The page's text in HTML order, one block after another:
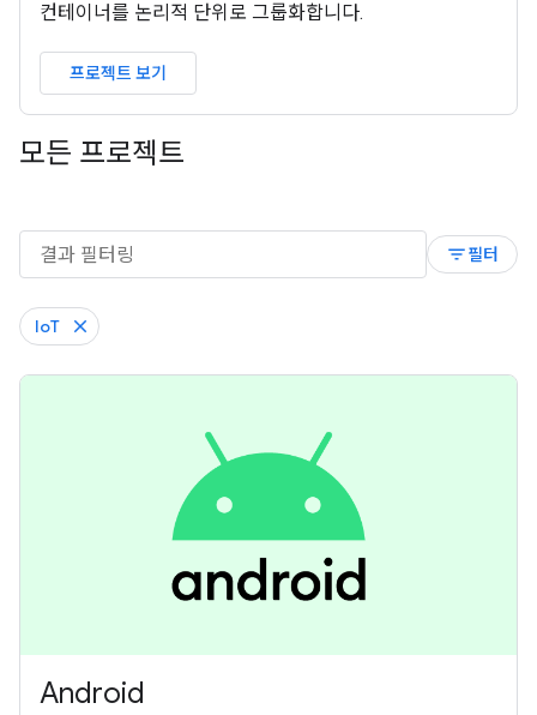
컨테이너를 논리적 단위로 그룹화합니다.
프로젝트 보기
모든 프로젝트
filter_list필터
IoT
Android